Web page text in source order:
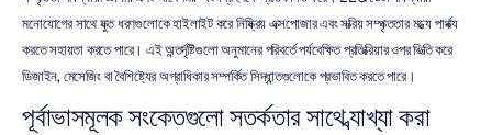
মনোযোগের সাথে যুক্ত ধরণগুলোকে হাইলাইট করে নিষ্ক্রিয় এক্সপোজার এবং সক্রিয় সম্পৃক্ততার মধ্যে পার্থক্য
করতে সহায়তা করতে পারে। এই অন্তর্দৃষ্টিগুলো অনুমানের পরিবর্তে পর্যবেক্ষিত প্রতিক্রিয়ার ওপর ভিত্তি করে
ডিজাইন, মেসেজিং বা বৈশিষ্ট্যের অগ্রাধিকার সম্পর্কিত সিদ্ধান্তগুলোকে প্রভাবিত করতে পারে।
পূর্বাভাসমূলক সংকেতগুলো সতর্কতার সাথে ব্যাখ্যা করা